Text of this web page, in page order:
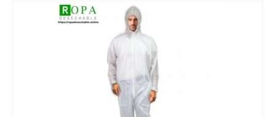
producto
tiene
múltiples
variantes.
Las
opciones
se
pueden
elegir